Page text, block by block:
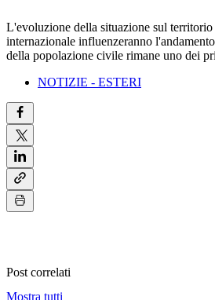
L'evoluzione della situazione sul
internazionale influenzeranno
della popolazione civile rimane uno dei
NOTIZIE - ESTERI
Post correlati
Mostra tutti